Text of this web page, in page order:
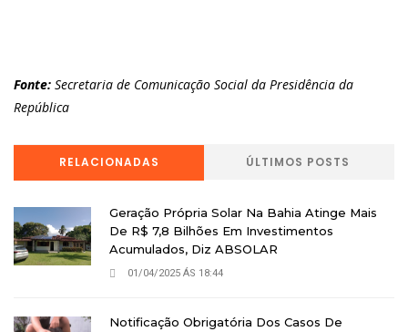
Fonte: Secretaria de Comunicação Social da Presidência da
República
RELACIONADAS ÚLTIMOS POSTS
Geração Própria Solar Na Bahia Atinge Mais
De R$ 7,8 Bilhões Em Investimentos
Acumulados, Diz ABSOLAR
01/04/2025 ÁS 18:44
Notificação Obrigatória Dos Casos De